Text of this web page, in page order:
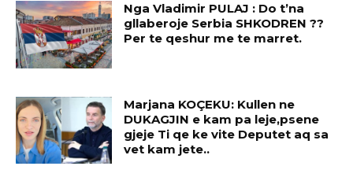
Nga Vladimir PULAJ : Do t’na
gllaberoje Serbia SHKODREN ??
Per te qeshur me te marret.
Marjana KOÇEKU: Kullen ne
DUKAGJIN e kam pa leje,psene
gjeje Ti qe ke vite Deputet aq sa
vet kam jete..